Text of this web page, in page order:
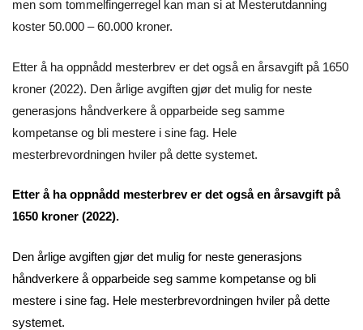
men som tommelfingerregel kan man si at Mesterutdanning
koster 50.000 – 60.000 kroner.
Etter å ha oppnådd mesterbrev er det også en årsavgift på 1650
kroner (2022). Den årlige avgiften gjør det mulig for neste
generasjons håndverkere å opparbeide seg samme
kompetanse og bli mestere i sine fag. Hele
mesterbrevordningen hviler på dette systemet.
Etter å ha oppnådd mesterbrev er det også en årsavgift på
1650 kroner (2022).
Den årlige avgiften gjør det mulig for neste generasjons
håndverkere å opparbeide seg samme kompetanse og bli
mestere i sine fag. Hele mesterbrevordningen hviler på dette
systemet.